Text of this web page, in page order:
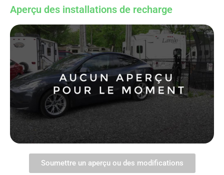
Aperçu des installations de recharge
Soumettre un aperçu ou des modifications